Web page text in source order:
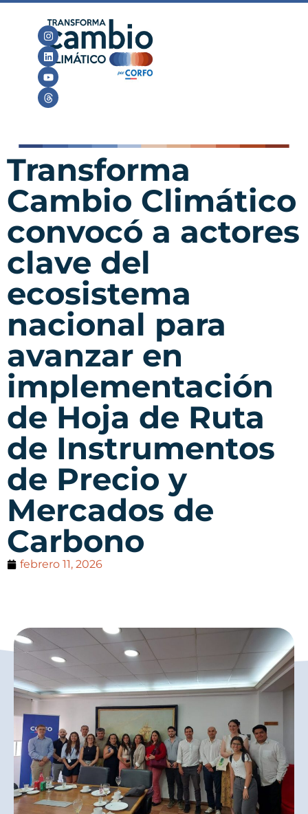
Transforma
Cambio Climático
convocó a actores
clave del
ecosistema
nacional para
avanzar en
implementación
de Hoja de Ruta
de Instrumentos
de Precio y
Mercados de
Carbono
febrero 11, 2026